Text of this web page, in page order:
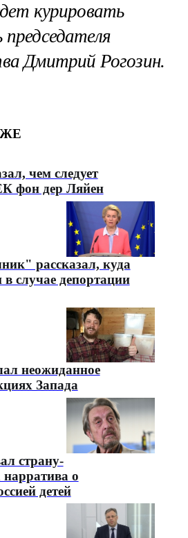
курировать
Дмитрий Рогозин.
чем следует
фон дер Ляйен
рассказал, куда
в случае депортации
неожиданное
Запада
страну-
нарратива о
детей